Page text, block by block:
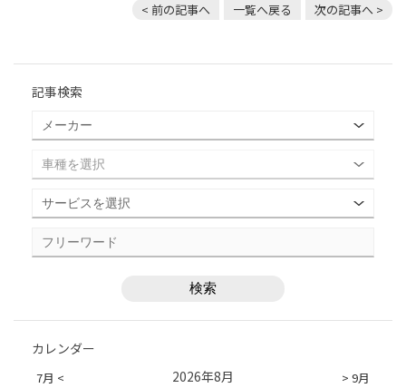
< 前の記事へ 一覧へ戻る 次の記事へ >
記事検索
カレンダー
7月 < > 9月
2026年8月